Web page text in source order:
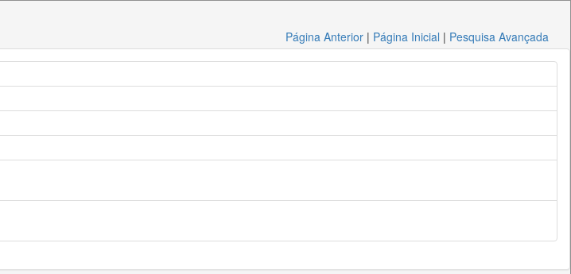
Página Anterior | Página Inicial | Pesquisa Avançada